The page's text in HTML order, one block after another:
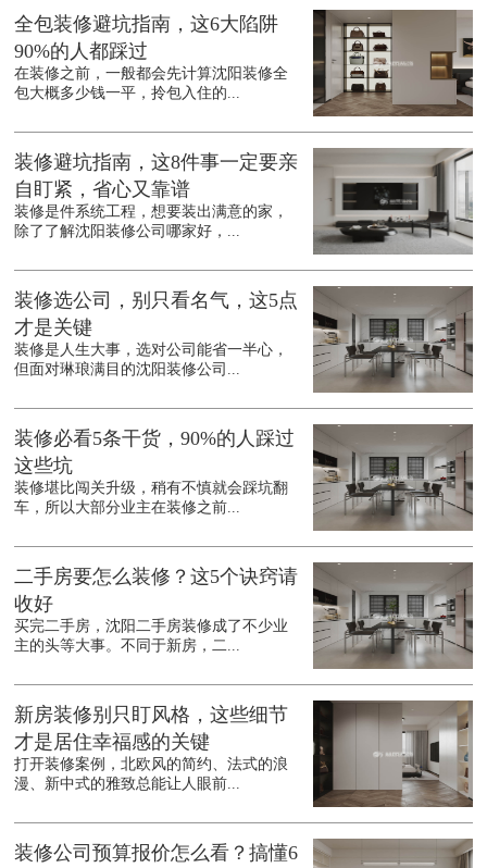
全包装修避坑指南，这6大陷阱
90%的人都踩过
在装修之前，一般都会先计算沈阳装修全
包大概多少钱一平，拎包入住的...
装修避坑指南，这8件事一定要亲
自盯紧，省心又靠谱
装修是件系统工程，想要装出满意的家，
除了了解沈阳装修公司哪家好，...
装修选公司，别只看名气，这5点
才是关键
装修是人生大事，选对公司能省一半心，
但面对琳琅满目的沈阳装修公司...
装修必看5条干货，90%的人踩过
这些坑
装修堪比闯关升级，稍有不慎就会踩坑翻
车，所以大部分业主在装修之前...
二手房要怎么装修？这5个诀窍请
收好
买完二手房，沈阳二手房装修成了不少业
主的头等大事。不同于新房，二...
新房装修别只盯风格，这些细节
才是居住幸福感的关键
打开装修案例，北欧风的简约、法式的浪
漫、新中式的雅致总能让人眼前...
装修公司预算报价怎么看？搞懂6